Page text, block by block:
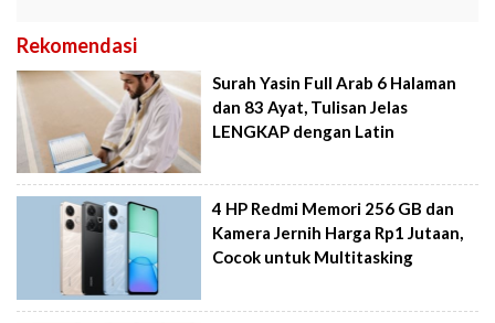
Rekomendasi
Surah Yasin Full Arab 6 Halaman
dan 83 Ayat, Tulisan Jelas
LENGKAP dengan Latin
4 HP Redmi Memori 256 GB dan
Kamera Jernih Harga Rp1 Jutaan,
Cocok untuk Multitasking